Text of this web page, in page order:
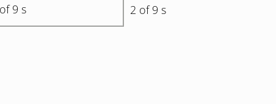
9 s 2 of 9 s